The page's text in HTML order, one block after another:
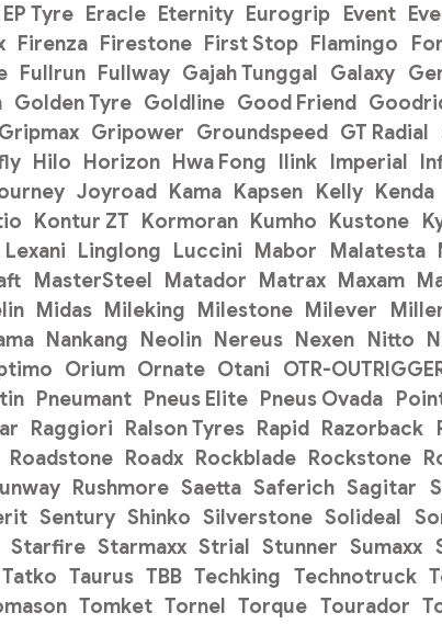
EP Tyre Eracle Eternity Eurogrip Event
Firenza Firestone First Stop Flamingo
Fullrun Fullway Gajah Tunggal Galaxy
Golden Tyre Goldline Good Friend
Gripmax Gripower Groundspeed GT Radial
Hilo Horizon Hwa Fong Ilink Imperial
Joyroad Kama Kapsen Kelly Kenda
Kontur ZT Kormoran Kumho Kustone
Lexani Linglong Luccini Mabor Malatesta
MasterSteel Matador Matrax Maxam
Midas Mileking Milestone Milever
Nankang Neolin Nereus Nexen Nitto
Orium Ornate Otani OTR-
Pneumant Pneus Elite Pneus Ovada
Raggiori Ralson Tyres Rapid Razorback
Roadstone Roadx Rockblade Rockstone
Rushmore Saetta Saferich Sagitar
Sentury Shinko Silverstone Solideal
Starfire Starmaxx Strial Stunner Sumaxx
Tatko Taurus TBB Techking Technotruck
Tomket Tornel Torque Tourador